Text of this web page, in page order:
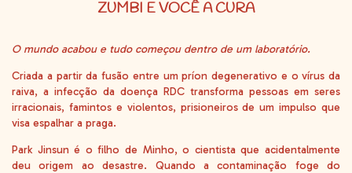
ZUMBI E VOCÊ A CURA
O mundo acabou e tudo começou dentro de um laboratório.
Criada a partir da fusão entre um príon degenerativo e o vírus da
raiva, a infecção da doença RDC transforma pessoas em seres
irracionais, famintos e violentos, prisioneiros de um impulso que
visa espalhar a praga.
Park Jinsun é o filho de Minho, o cientista que acidentalmente
deu origem ao desastre. Quando a contaminação foge do